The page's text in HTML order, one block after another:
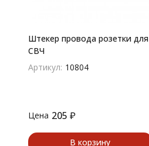
Штекер провода розетки для
СВЧ
Артикул: 10804
Цена 205 ₽
В корзину